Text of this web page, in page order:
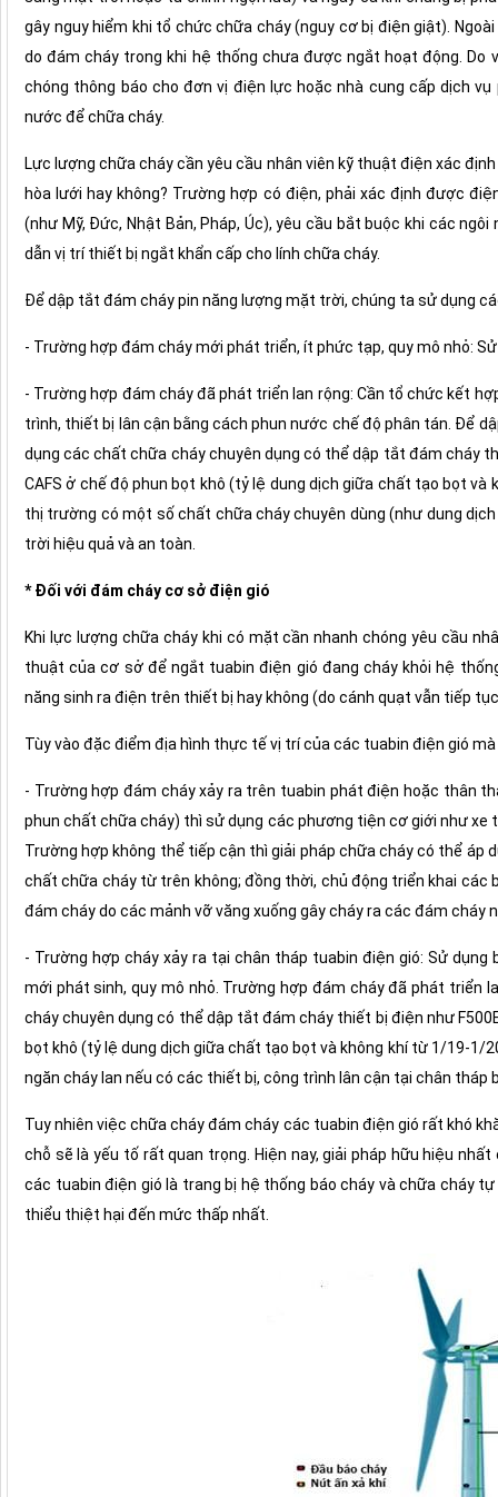
gây nguy hiểm khi tổ chức chữa cháy (nguy cơ bị điện giật).
do đám cháy trong khi hệ thống chưa được ngắt hoạt động. Do
chóng thông báo cho đơn vị điện lực hoặc nhà cung cấp dịch
nước để chữa cháy.
Lực lượng chữa cháy cần yêu cầu nhân viên kỹ thuật điện xác
hòa lưới hay không? Trường hợp có điện, phải xác định được
(như Mỹ, Đức, Nhật Bản, Pháp, Úc), yêu cầu bắt buộc khi các
dẫn vị trí thiết bị ngắt khẩn cấp cho lính chữa cháy.
Để dập tắt đám cháy pin năng lượng mặt trời, chúng ta sử dụng
- Trường hợp đám cháy mới phát triển, ít phức tạp, quy mô nhỏ:
- Trường hợp đám cháy đã phát triển lan rộng: Cần tổ chức kết
trình, thiết bị lân cận bằng cách phun nước chế độ phân tán. Để
dụng các chất chữa cháy chuyên dụng có thể dập tắt đám cháy
CAFS ở chế độ phun bọt khô (tỷ lệ dung dịch giữa chất tạo bọt
thị trường có một số chất chữa cháy chuyên dùng (như dung
trời hiệu quả và an toàn.
* Đối với đám cháy cơ sở điện gió
Khi lực lượng chữa cháy khi có mặt cần nhanh chóng yêu cầu
thuật của cơ sở để ngắt tuabin điện gió đang cháy khỏi hệ
năng sinh ra điện trên thiết bị hay không (do cánh quạt vẫn tiếp
Tùy vào đặc điểm địa hình thực tế vị trí của các tuabin điện gió
- Trường hợp đám cháy xảy ra trên tuabin phát điện hoặc thân
phun chất chữa cháy) thì sử dụng các phương tiện cơ giới như
Trường hợp không thể tiếp cận thì giải pháp chữa cháy có thể áp
chất chữa cháy từ trên không; đồng thời, chủ động triển khai các
đám cháy do các mảnh vỡ văng xuống gây cháy ra các đám
- Trường hợp cháy xảy ra tại chân tháp tuabin điện gió: Sử
mới phát sinh, quy mô nhỏ. Trường hợp đám cháy đã phát triển
cháy chuyên dụng có thể dập tắt đám cháy thiết bị điện như
bọt khô (tỷ lệ dung dịch giữa chất tạo bọt và không khí từ 1/19-1/
ngăn cháy lan nếu có các thiết bị, công trình lân cận tại chân tháp
Tuy nhiên việc chữa cháy đám cháy các tuabin điện gió rất khó
chỗ sẽ là yếu tố rất quan trọng. Hiện nay, giải pháp hữu hiệu
các tuabin điện gió là trang bị hệ thống báo cháy và chữa cháy
thiểu thiệt hại đến mức thấp nhất.